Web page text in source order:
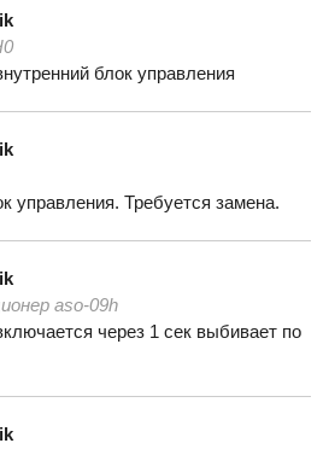
блок управления
управления. Требуется замена.
aso-09h
через 1 сек выбивает по